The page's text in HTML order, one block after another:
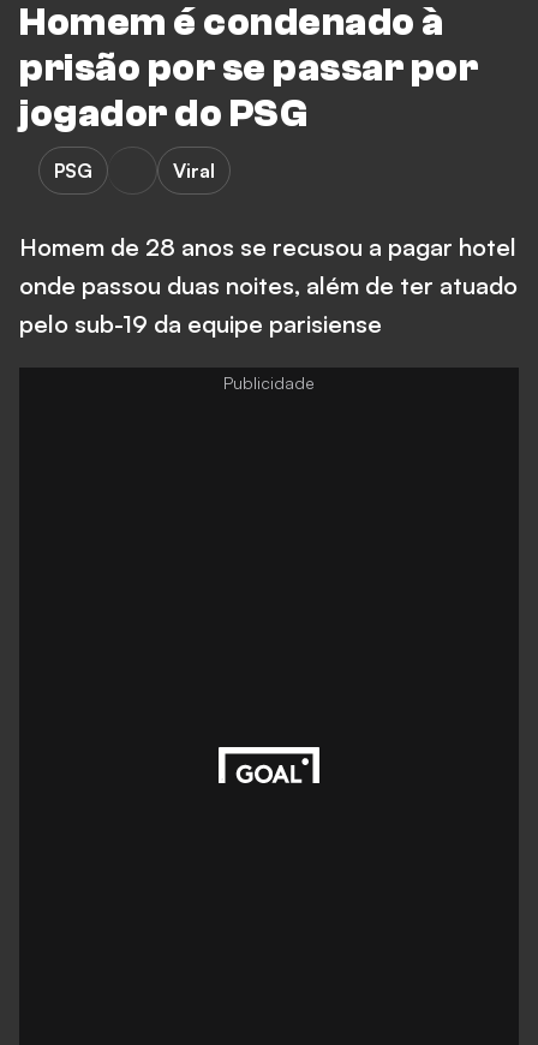
Homem é condenado à
prisão por se passar por
jogador do PSG
PSG Viral
Homem de 28 anos se recusou a pagar hotel
onde passou duas noites, além de ter atuado
pelo sub-19 da equipe parisiense